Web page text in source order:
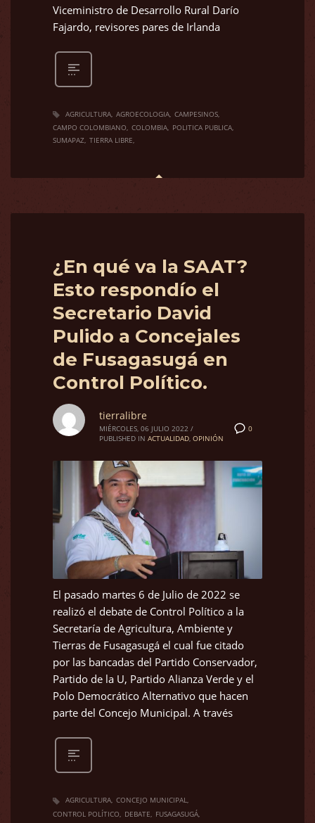
Viceministro de Desarrollo Rural Darío
Fajardo, revisores pares de Irlanda
AGRICULTURA AGROECOLOGIA CAMPESINOS
CAMPO COLOMBIANO COLOMBIA POLITICA PUBLICA
SUMAPAZ TIERRA LIBRE
¿En qué va la SAAT?
Esto respondío el
Secretario David
Pulido a Concejales
de Fusagasugá en
Control Político.
0
tierralibre
MIÉRCOLES, 06 JULIO 2022 /
PUBLISHED IN ACTUALIDAD, OPINIÓN
El pasado martes 6 de Julio de 2022 se
realizó el debate de Control Político a la
Secretaría de Agricultura, Ambiente y
Tierras de Fusagasugá el cual fue citado
por las bancadas del Partido Conservador,
Partido de la U, Partido Alianza Verde y el
Polo Democrático Alternativo que hacen
parte del Concejo Municipal. A través
AGRICULTURA CONCEJO MUNICIPAL
CONTROL POLÍTICO
DEBATE FUSAGASUGÁ